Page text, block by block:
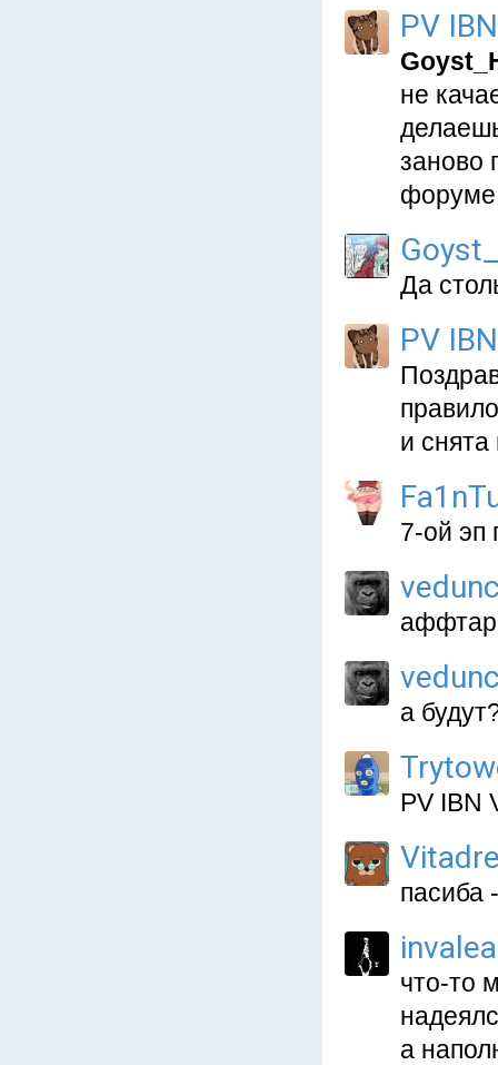
PV
не
заново
Да
PV
и снята
7-ой эп
а
PV IBN
пасиба
что-то
а